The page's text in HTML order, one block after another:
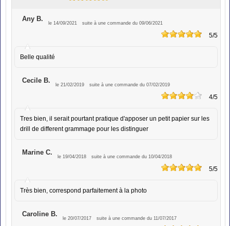
Any B.
le 14/09/2021 suite à une commande du 09/06/2021
5/5
Belle qualité
Cecile B.
le 21/02/2019 suite à une commande du 07/02/2019
4/5
Tres bien, il serait pourtant pratique d'apposer un petit papier sur les
drill de different grammage pour les distinguer
Marine C.
le 19/04/2018 suite à une commande du 10/04/2018
5/5
Très bien, correspond parfaitement à la photo
Caroline B.
le 20/07/2017 suite à une commande du 11/07/2017